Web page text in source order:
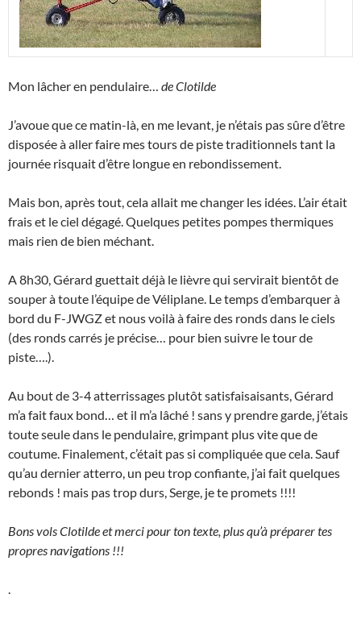
Mon lâcher en pendulaire… de Clotilde
J’avoue que ce matin-là, en me levant, je n’étais pas sûre d’être
disposée à aller faire mes tours de piste traditionnels tant la
journée risquait d’être longue en rebondissement.
Mais bon, après tout, cela allait me changer les idées. L’air était
frais et le ciel dégagé. Quelques petites pompes thermiques
mais rien de bien méchant.
A 8h30, Gérard guettait déjà le lièvre qui servirait bientôt de
souper à toute l’équipe de Véliplane. Le temps d’embarquer à
bord du F-JWGZ et nous voilà à faire des ronds dans le ciels
(des ronds carrés je précise… pour bien suivre le tour de
piste….).
Au bout de 3-4 atterrissages plutôt satisfaisaisants, Gérard
m’a fait faux bond… et il m’a lâché ! sans y prendre garde, j’étais
toute seule dans le pendulaire, grimpant plus vite que de
coutume. Finalement, c’était pas si compliquée que cela. Sauf
qu’au dernier atterro, un peu trop confiante, j’ai fait quelques
rebonds ! mais pas trop durs, Serge, je te promets !!!!
Bons vols Clotilde et merci pour ton texte, plus qu’à préparer tes
propres navigations !!!
.